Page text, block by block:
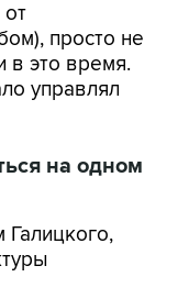
просто не
в это время.
управлял
на одном